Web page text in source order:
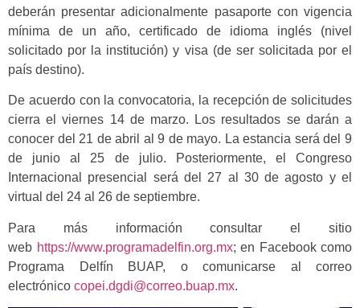
deberán presentar adicionalmente pasaporte con vigencia
mínima de un año, certificado de idioma inglés (nivel
solicitado por la institución) y visa (de ser solicitada por el
país destino).
De acuerdo con la convocatoria, la recepción de solicitudes
cierra el viernes 14 de marzo. Los resultados se darán a
conocer del 21 de abril al 9 de mayo. La estancia será del 9
de junio al 25 de julio. Posteriormente, el Congreso
Internacional presencial será del 27 al 30 de agosto y el
virtual del 24 al 26 de septiembre.
Para más información consultar el sitio
web https://www.programadelfin.org.mx; en Facebook como
Programa Delfín BUAP, o comunicarse al correo
electrónico copei.dgdi@correo.buap.mx.